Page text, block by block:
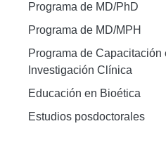
Programa de MD/PhD
Programa de MD/MPH
Programa de Capacitación
Investigación Clínica
Educación en Bioética
Estudios posdoctorales